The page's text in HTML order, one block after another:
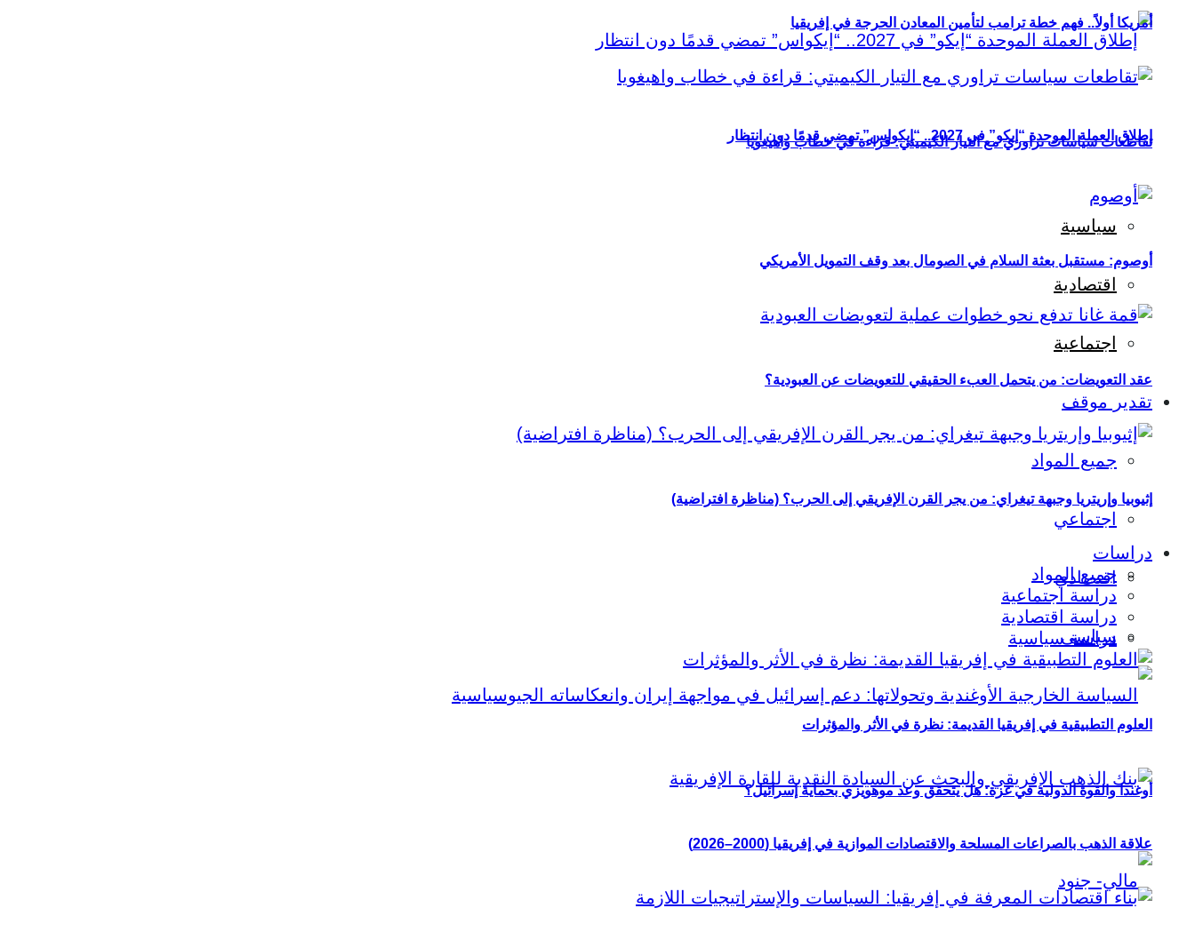
إطلاق العملة الموحدة “إيكو” في 2027.. “إيكواس” تمضي قدمًا دون انتظار
سياسية
اقتصادية
اجتماعية
تقدير موقف
جميع المواد
اجتماعي
اقتصادي
سياسي
أوغندا والقوة الدولية في غزة: هل يتحقق وعد موهويزي بحماية إسرائيل؟
أمريكا أولاً.. فهم خطة ترامب لتأمين المعادن الحرجة في إفريقيا
تقاطعات سياسات تراوري مع التيار الكيميتي: قراءة في خطاب واهيغويا
أوصوم: مستقبل بعثة السلام في الصومال بعد وقف التمويل الأمريكي
عقد التعويضات: من يتحمل العبء الحقيقي للتعويضات عن العبودية؟
إثيوبيا وإريتريا وجبهة تيغراي: من يجر القرن الإفريقي إلى الحرب؟ (مناظرة افتراضية)
دراسات
جميع المواد
دراسة اجتماعية
دراسة اقتصادية
دراسة سياسية
العلوم التطبيقية في إفريقيا القديمة: نظرة في الأثر والمؤثرات
علاقة الذهب بالصراعات المسلحة والاقتصادات الموازية في إفريقيا (2000–2026)